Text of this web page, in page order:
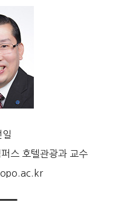
일
스 호텔관광과 교수